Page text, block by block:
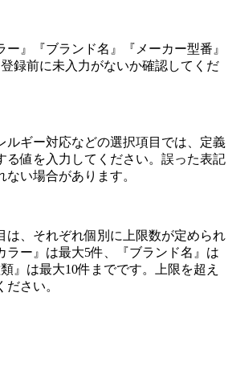
』『ブランド名』『メーカー型番』
録前に未入力がないか確認してくだ
ルギー対応などの選択項目では、定義
る値を入力してください。誤った表記
い場合があります。
は、それぞれ個別に上限数が定められ
ラー』は最大5件、『ブランド名』は
』は最大10件までです。上限を超え
さい。